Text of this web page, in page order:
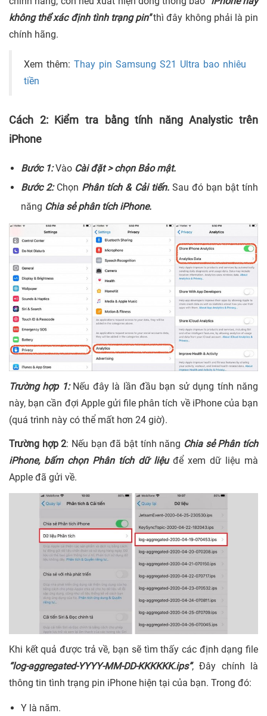
không thể xác định tình trạng pin"thì đây không phải là pin
chính hãng.
Xem thêm: Thay pin Samsung S21 Ultra bao nhiêu
tiền
Cách 2: Kiểm tra bằng tính năng Analystic trên
iPhone
Bước 1:Vào Cài đặt > chọn Bảo mật.
Bước 2:Chọn Phân tích & Cải tiến.Sau đó bạn bật tính
năng Chia sẻ phân tích iPhone.
Trường hợp 1:Nếu đây là lần đầu bạn sử dụng tính năng
này, bạn cần đợi Apple gửi file phân tích về iPhone của bạn
(quá trình này có thể mất hơn 24 giờ).
Trường hợp 2: Nếu bạn đã bật tính năng Chia sẻ Phân tích
iPhone, bấm chọn Phân tích dữ liệuđể xem dữ liệu mà
Apple đã gửi về.
Khi kết quả được trả về, bạn sẽ tìm thấy các định dạng file
“log-aggregated-YYYY-MM-DD-KKKKKK.ips”, Đây chính là
thông tin tình trạng pin iPhone hiện tại của bạn. Trong đó:
Y là năm.